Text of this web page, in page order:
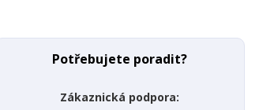
Potřebujete poradit?
Zákaznická podpora: